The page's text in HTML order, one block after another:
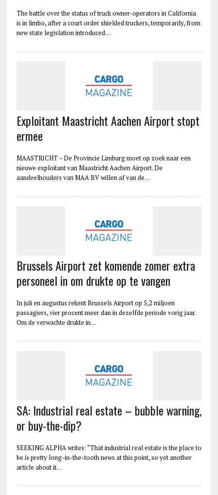
The battle over the status of truck owner-operators in California
is in limbo, after a court order shielded truckers, temporarily, from
new state legislation introduced…
Exploitant Maastricht Aachen Airport stopt
ermee
MAASTRICHT – De Provincie Limburg moet op zoek naar een
nieuwe exploitant van Maastricht Aachen Airport. De
aandeelhouders van MAA BV willen af van de…
Brussels Airport zet komende zomer extra
personeel in om drukte op te vangen
In juli en augustus rekent Brussels Airport op 5,2 miljoen
passagiers, vier procent meer dan in dezelfde periode vorig jaar.
Om de verwachte drukte in…
SA: Industrial real estate – bubble warning,
or buy-the-dip?
SEEKING ALPHA writes: “That industrial real estate is the place to
be is pretty long-in-the-tooth news at this point, so yet another
article about it…